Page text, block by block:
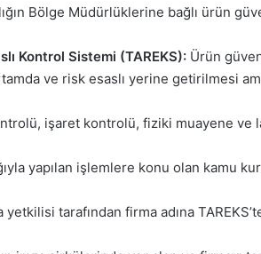
Bölge Müdürlüklerine bağlı ürün
Kontrol Sistemi (TAREKS): Ürün
ve risk esaslı yerine getirilmesi
işaret kontrolü, fiziki muayene ve
yapılan işlemlere konu olan kamu
yetkilisi tarafından firma adına